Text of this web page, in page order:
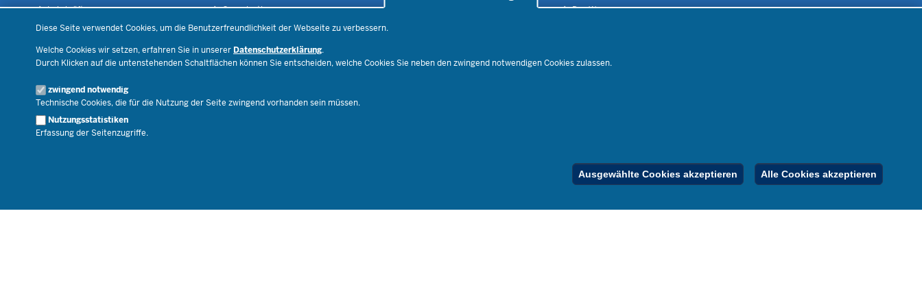
Diese Seite verwendet Cookies, um die Benutzerfreundlichkeit der Webseite zu verbessern.
Welche Cookies wir setzen, erfahren Sie in unserer Datenschutzerklärung.
Durch Klicken auf die untenstehenden Schaltflächen können Sie entscheiden, welche Cookies Sie neben den zwingend notwendigen Cookies zulassen.
zwingend notwendig
Technische Cookies, die für die Nutzung der Seite zwingend vorhanden sein müssen.
Nutzungsstatistiken
Erfassung der Seitenzugriffe.
Ausgewählte Cookies akzeptieren Alle Cookies akzeptieren
Lehrkräfte
Recht
Organisation
Open Government
Bibliothek
Veranstaltungen
Der Weg zu uns
RSS-Feed
Inhalt Impressum Datenschutz